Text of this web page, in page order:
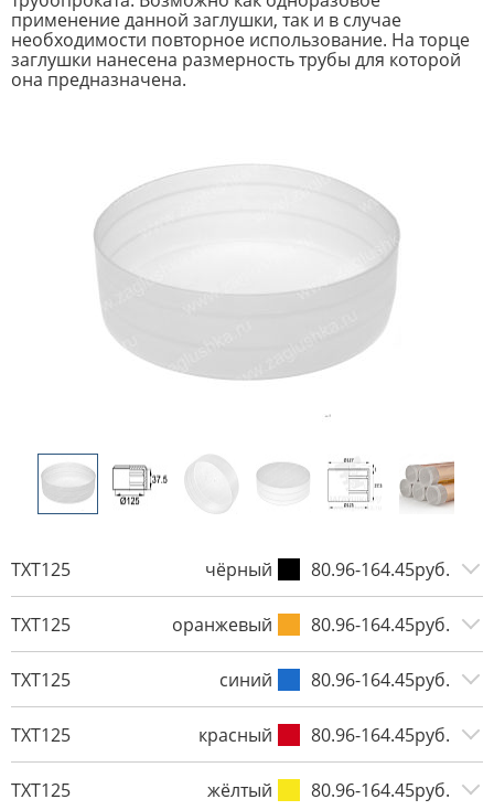
применение данной заглушки, так и в случае
необходимости повторное использование. На торце
заглушки нанесена размерность трубы для которой
она предназначена.
TXT125 чёрный 80.96-164.45руб.
TXT125 оранжевый 80.96-164.45руб.
TXT125 синий 80.96-164.45руб.
TXT125 красный 80.96-164.45руб.
TXT125 жёлтый 80.96-164.45руб.